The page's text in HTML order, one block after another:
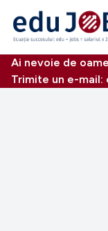
Ai nevoie de
Trimite un e-